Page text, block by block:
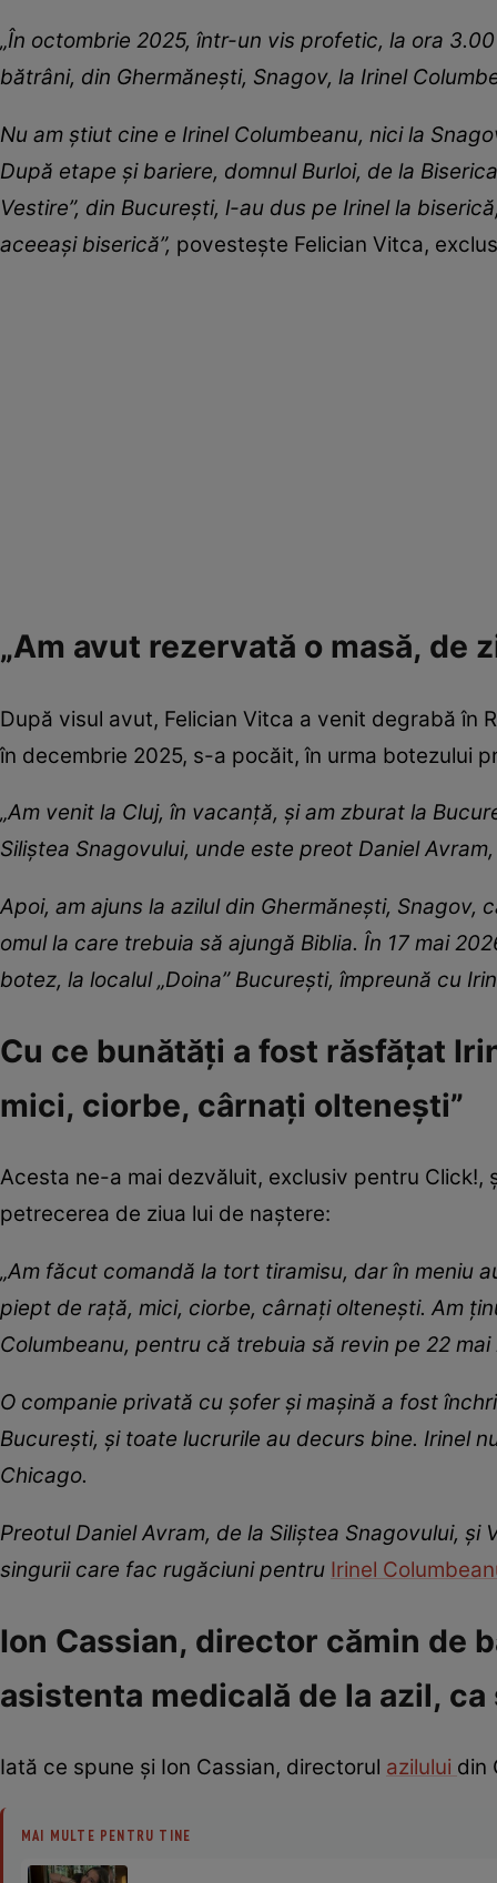
„În octombrie 2025, într-un vis profetic, la ora
bătrâni, din Ghermănești, Snagov, la Irinel
Nu am știut cine e Irinel Columbeanu, nici la
După etape și bariere, domnul Burloi, de la
Vestire”, din București, l-au dus pe Irinel la
aceeași biserică”, povestește Felician Vitca,
„Am avut rezervată o masă, de
După visul avut, Felician Vitca a venit degrabă în
în decembrie 2025, s-a pocăit, în urma botezului
„Am venit la Cluj, în vacanță, și am zburat la
Siliștea Snagovului, unde este preot Daniel
Apoi, am ajuns la azilul din Ghermănești,
omul la care trebuia să ajungă Biblia. În 17 mai
botez, la localul „Doina” București, împreună cu
Cu ce bunătăți a fost răsfățat
mici, ciorbe, cârnați oltenești”
Acesta ne-a mai dezvăluit, exclusiv pentru
petrecerea de ziua lui de naștere:
„Am făcut comandă la tort tiramisu, dar în meniu
piept de rață, mici, ciorbe, cârnați oltenești. Am
Columbeanu, pentru că trebuia să revin pe 22
O companie privată cu șofer și mașină a fost
București, și toate lucrurile au decurs bine. Irinel
Chicago.
Preotul Daniel Avram, de la Siliștea Snagovului, și
singurii care fac rugăciuni pentru Irinel
Ion Cassian, director cămin de
asistenta medicală de la azil,
Iată ce spune și Ion Cassian, directorul azilului din
MAI MULTE PENTRU TINE